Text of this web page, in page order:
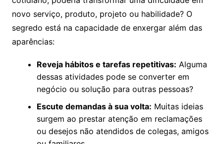
novo serviço, produto, projeto ou habilidade? O
segredo está na capacidade de enxergar além das
aparências:
Reveja hábitos e tarefas repetitivas: Alguma
dessas atividades pode se converter em
negócio ou solução para outras pessoas?
Escute demandas à sua volta: Muitas ideias
surgem ao prestar atenção em reclamações
ou desejos não atendidos de colegas, amigos